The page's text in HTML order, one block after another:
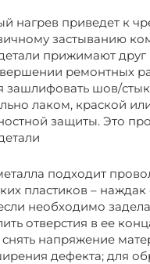
нагрев приведет к
застыванию
прижимают друг
ремонтных
зашлифовать шов/
лаком, краской
защиты. Это
подходит
пластиков –
необходимо
отверстия в ее
напряжение
дефекта; для